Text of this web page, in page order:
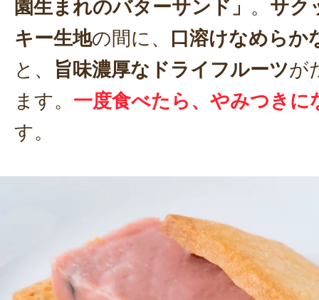
園生まれのバターサンド」 。 サク
キー生地の間に、
口溶けなめらか
と、
旨味濃厚なドライフルーツが
ます。 一度食べたら、やみつきに
す。